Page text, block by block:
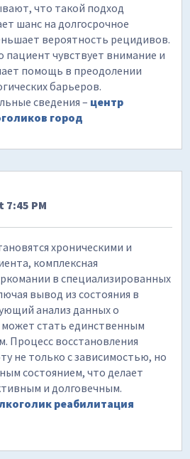
что такой подход
шанс на долгосрочное
вероятность рецидивов.
пациент чувствует внимание и
помощь в преодолении
барьеров.
сведения – центр
город
7:45 PM
хроническими и
комплексная
в специализированных
вывод из состояния в
анализ данных о
стать единственным
Процесс восстановления
не только с зависимостью, но
состоянием, что делает
и долговечным.
реабилитация